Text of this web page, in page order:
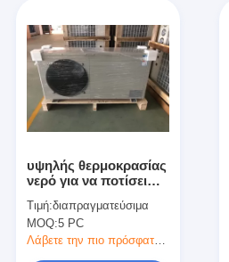
υψηλής θερμοκρασίας
νερό για να ποτίσει
Τιμή:διαπραγματεύσιμα
MOQ:5 PC
Λάβετε την πιο πρόσφατη τιμή